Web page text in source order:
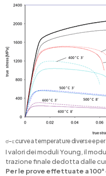
σ−ε curve a temperature diverse e
I valori dei moduli Young, il
trazione finale dedotta dalle
Per le prove effettuate a